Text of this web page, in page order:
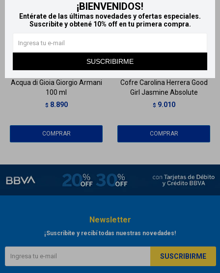
¡BIENVENIDOS!
Entérate de las últimas novedades y ofertas especiales.
Suscribite y obtené 10% off en tu primera compra.
SUSCRIBIRME
Llega
Acqua di Gioia Giorgio Armani
100 ml
$ 8.890
Cofre Carolina Herrera Good
Girl Jasmine Absolute
$ 9.010
Newsletter
¡Suscribite y recibí todas nuestras novedades!
SUSCRIBIRME